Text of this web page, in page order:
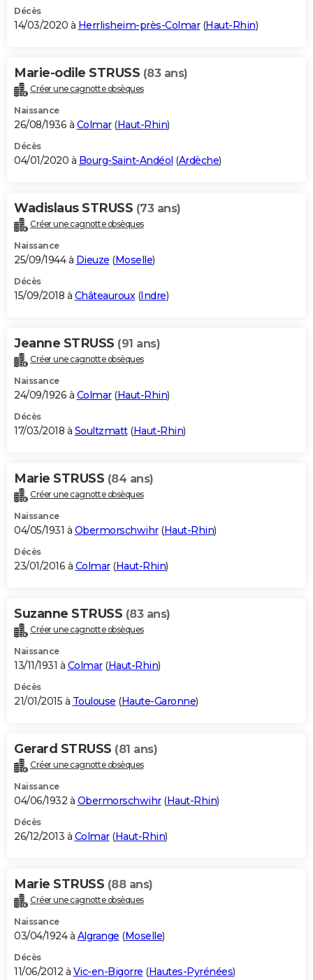
Décès
14/03/2020 à Herrlisheim-près-Colmar(Haut-Rhin)
Marie-odile STRUSS (83 ans)
Créer une cagnotte obsèques
Naissance
26/08/1936 à Colmar(Haut-Rhin)
Décès
04/01/2020 à Bourg-Saint-Andéol (Ardèche)
Wadislaus STRUSS (73 ans)
Créer une cagnotte obsèques
Naissance
25/09/1944 à Dieuze (Moselle)
Décès
15/09/2018 à Châteauroux(Indre)
Jeanne STRUSS (91 ans)
Créer une cagnotte obsèques
Naissance
24/09/1926 à Colmar(Haut-Rhin)
Décès
17/03/2018 à Soultzmatt(Haut-Rhin)
Marie STRUSS (84 ans)
Créer une cagnotte obsèques
Naissance
04/05/1931 à Obermorschwihr(Haut-Rhin)
Décès
23/01/2016 à Colmar(Haut-Rhin)
Suzanne STRUSS (83 ans)
Créer une cagnotte obsèques
Naissance
13/11/1931 à Colmar(Haut-Rhin)
Décès
21/01/2015 à Toulouse (Haute-Garonne)
Gerard STRUSS (81 ans)
Créer une cagnotte obsèques
Naissance
04/06/1932 à Obermorschwihr(Haut-Rhin)
Décès
26/12/2013 à Colmar(Haut-Rhin)
Marie STRUSS (88 ans)
Créer une cagnotte obsèques
Naissance
03/04/1924 à Algrange (Moselle)
Décès
11/06/2012 à Vic-en-Bigorre (Hautes-Pyrénées)